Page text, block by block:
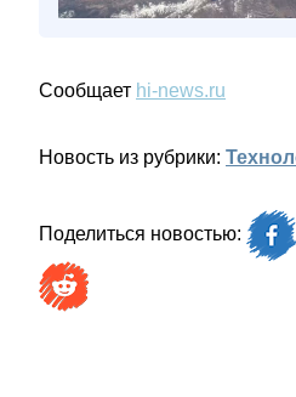
Сообщает hi-news.ru
Новость из рубрики:
Поделиться новостью: